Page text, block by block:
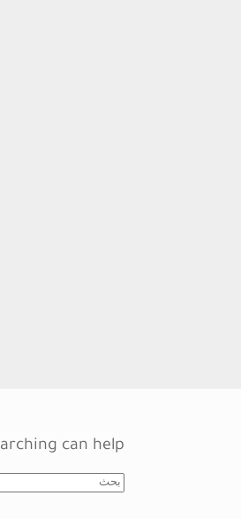
can help.
Search